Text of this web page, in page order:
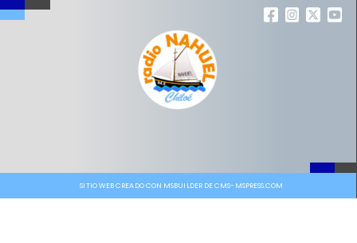
SITIO WEB CREADO CON MSBUILDER DE CMS-MSPRESS.COM